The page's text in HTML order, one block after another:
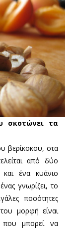
σκοτώνει τα
βερίκοκου, στα
από δύο
ένα κυάνιο
γνωρίζει, το
ποσότητες
μορφή είναι
που μπορεί να